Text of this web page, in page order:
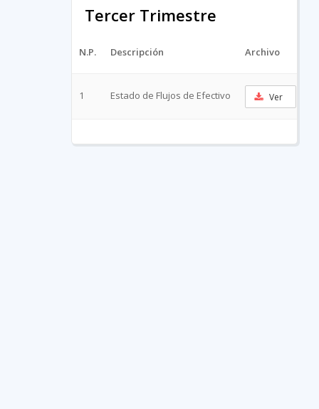
Tercer Trimestre
N.P. Descripción Archivo
1 Estado de Flujos de Efectivo Ver